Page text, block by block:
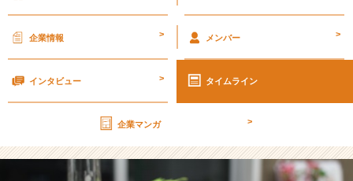
社
か
イ
ム
ラ
企業情報 > メンバー >
インタビュー > タイムライン
企業マンガ >